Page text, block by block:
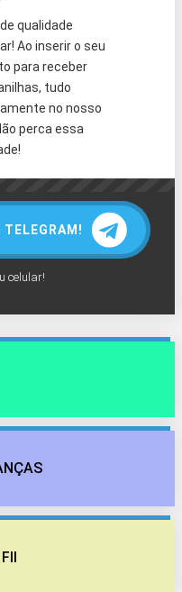
qualidade
Ao inserir o seu
para receber
tudo
no nosso
perca essa
TELEGRAM!
celular!